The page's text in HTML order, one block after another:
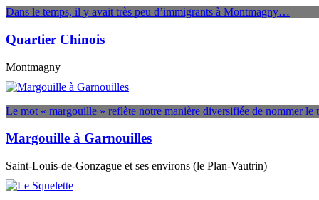
Dans le temps, il y avait très peu d’immigrants à Montmagny…
Quartier Chinois
Montmagny
Le mot « margouille » reflète notre manière diversifiée de nommer
Margouille à Garnouilles
Saint-Louis-de-Gonzague et ses environs (le Plan-Vautrin)